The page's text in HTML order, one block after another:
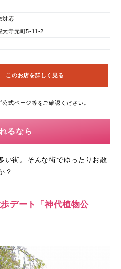
対応
大寺元町5-11-2
このお店を詳しく見る
公式ページ等をご確認ください。
るなら
い街。そんな街でゆったりお散
？
デート「神代植物公